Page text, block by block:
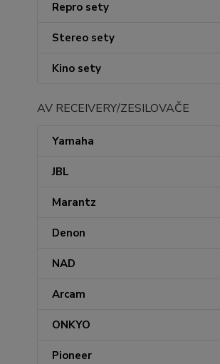
Repro sety
Stereo sety
Kino sety
AV RECEIVERY/ZESILOVAČE
Yamaha
JBL
Marantz
Denon
NAD
Arcam
ONKYO
Pioneer